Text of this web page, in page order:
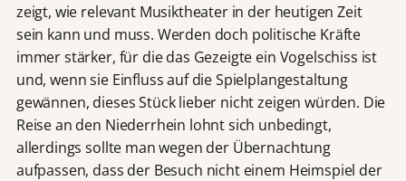
zeigt, wie relevant Musiktheater in der heutigen Zeit
sein kann und muss. Werden doch politische Kräfte
immer stärker, für die das Gezeigte ein Vogelschiss ist
und, wenn sie Einfluss auf die Spielplangestaltung
gewännen, dieses Stück lieber nicht zeigen würden. Die
Reise an den Niederrhein lohnt sich unbedingt,
allerdings sollte man wegen der Übernachtung
aufpassen, dass der Besuch nicht einem Heimspiel der